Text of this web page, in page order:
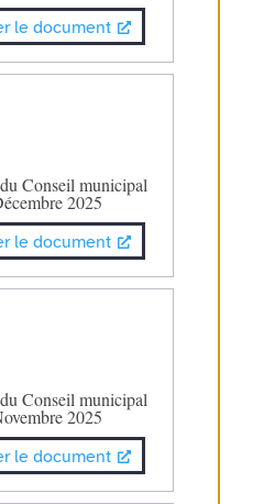
le document
Conseil municipal
2025
le document
Conseil municipal
2025
le document